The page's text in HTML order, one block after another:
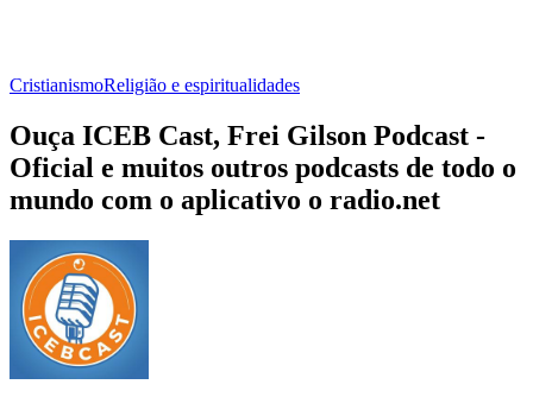
CristianismoReligião e espiritualidades
Ouça ICEB Cast, Frei Gilson Podcast -
Oficial e muitos outros podcasts de todo o
mundo com o aplicativo o radio.net